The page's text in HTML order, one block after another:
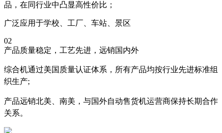
品，在同行业中凸显高性价比；
广泛应用于学校、工厂、车站、景区
02
产品质量稳定，工艺先进，远销国内外
综合机通过美国质量认证体系，所有产品均按行业先进标准组
织生产;
产品远销北美、南美，与国外自动售货机运营商保持长期合作
关系。